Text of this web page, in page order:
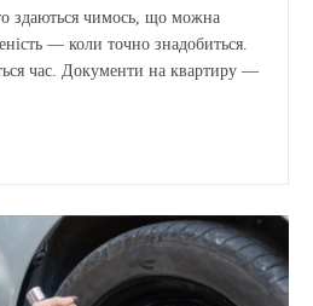
здаються чимось, що можна
— коли точно знадобиться.
час. Документи на квартиру —